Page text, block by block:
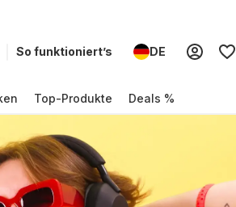
So funktioniert’s DE
Top-Produkte Deals %